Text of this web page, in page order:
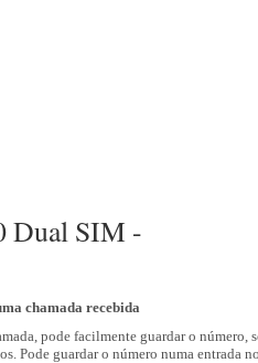
Dual SIM -
chamada recebida
pode facilmente guardar o número,
Pode guardar o número numa entrada